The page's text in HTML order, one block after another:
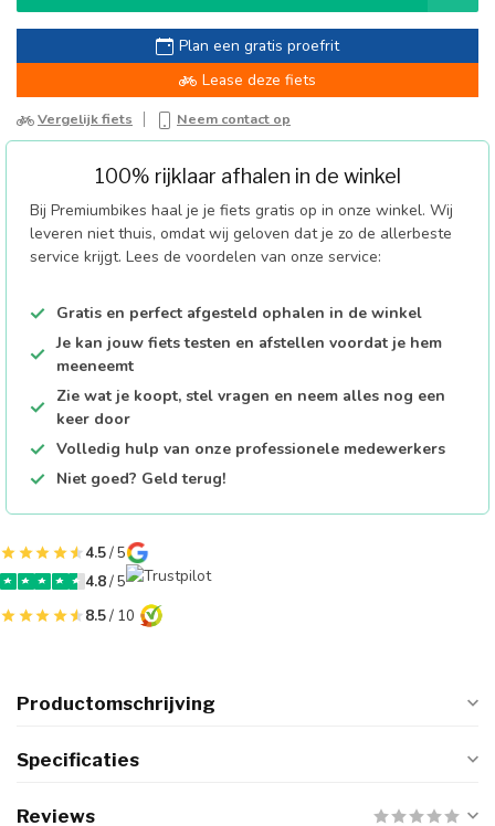
Plan een gratis proefrit
Lease deze fiets
Vergelijk fiets Neem contact op
100% rijklaar afhalen in de winkel
Bij Premiumbikes haal je je fiets gratis op in onze winkel. Wij
leveren niet thuis, omdat wij geloven dat je zo de allerbeste
service krijgt. Lees de voordelen van onze service:
Gratis en perfect afgesteld ophalen in de winkel
Je kan jouw fiets testen en afstellen voordat je hem
meeneemt
Zie wat je koopt, stel vragen en neem alles nog een
keer door
Volledig hulp van onze professionele medewerkers
Niet goed? Geld terug!
4.5/ 5
4.8/ 5
8.5/ 10
Productomschrijving
Specificaties
Reviews